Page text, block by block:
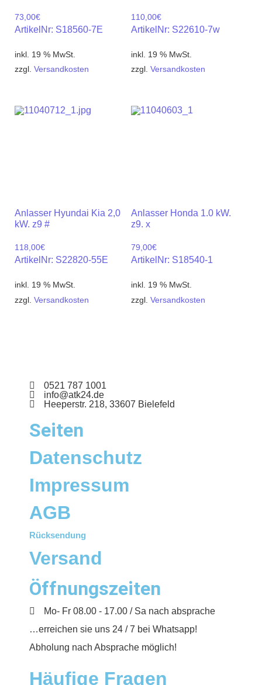
73,00€
ArtikelNr: S18560-7E
inkl. 19 % MwSt.
zzgl. Versandkosten
110,00€
ArtikelNr: S22610-7w
inkl. 19 % MwSt.
zzgl. Versandkosten
Anlasser Hyundai Kia 2,0
kW. z9 #
118,00€
ArtikelNr: S22820-55E
inkl. 19 % MwSt.
zzgl. Versandkosten
Anlasser Honda 1.0 kW.
z9. x
79,00€
ArtikelNr: S18540-1
inkl. 19 % MwSt.
zzgl. Versandkosten
0521 787 1001
info@atk24.de
Heeperstr. 218, 33607 Bielefeld
Seiten
Datenschutz
Impressum
AGB
Rücksendung
Versand
Öffnungszeiten
Mo- Fr 08.00 - 17.00 / Sa nach absprache
…erreichen sie uns 24 / 7 bei Whatsapp!
Abholung nach Absprache möglich!
Häufige Fragen